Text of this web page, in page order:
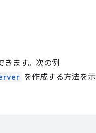
きます。次の例
を作成する方法を示